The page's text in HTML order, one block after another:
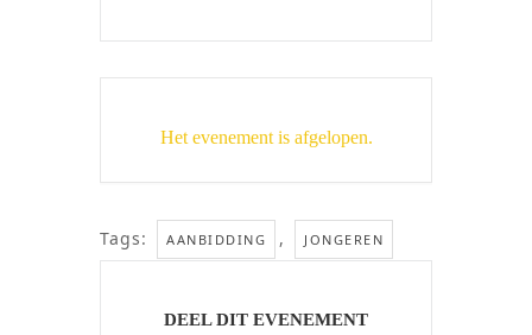
Het evenement is afgelopen.
Tags: AANBIDDING , JONGEREN
DEEL DIT EVENEMENT